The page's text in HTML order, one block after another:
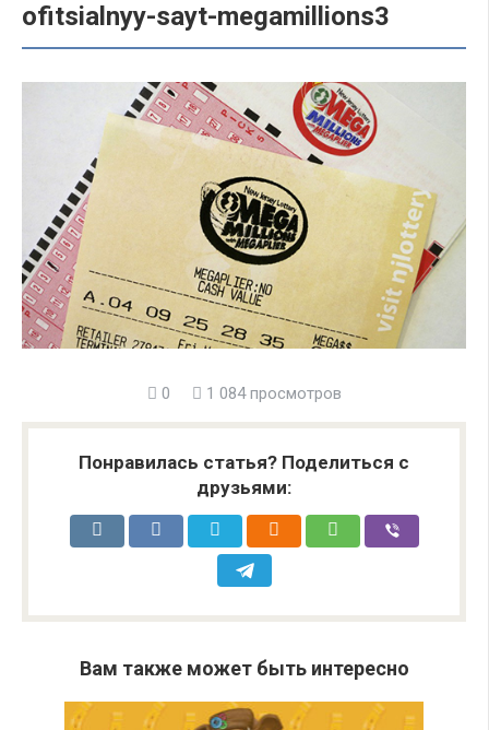
ofitsialnyy-sayt-megamillions3
0 1 084 просмотров
Понравилась статья? Поделиться с
друзьями:
Вам также может быть интересно